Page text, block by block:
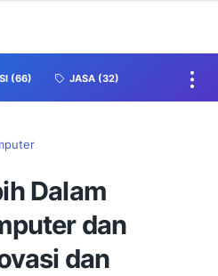
(66) JASA (32)
Dalam
dan
dan